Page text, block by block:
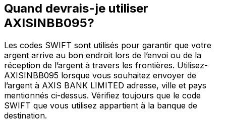
Quand devrais-je utiliser
AXISINBB095?
Les codes SWIFT sont utilisés pour garantir que votre
argent arrive au bon endroit lors de l’envoi ou de la
réception de l’argent à travers les frontières. Utilisez-
AXISINBB095 lorsque vous souhaitez envoyer de
l’argent à AXIS BANK LIMITED adresse, ville et pays
mentionnés ci-dessus. Vérifiez toujours que le code
SWIFT que vous utilisez appartient à la banque de
destination.